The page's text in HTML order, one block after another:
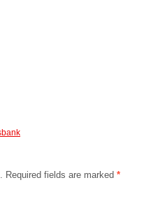
Required fields are marked *